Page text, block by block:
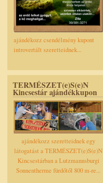
ajándékozz csendélmény kupont
introvertált szeretteidnek...
TERMÉSZET(e)S(e)N
Kincsestár ajándékkupon
ajándékozz szeretteidnek egy
látogatást a TERMÉSZET(e)S(e)N
Kincsestárban a Lutzmannsburgi
Sonnentherme fürdőtől 800 m-re...